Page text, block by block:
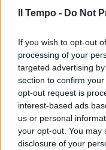
Il Tempo - Do Not
If you wish to opt-out
processing of your
targeted advertising
section to confirm
opt-out request is
interest-based ads
us or personal
your opt-out. You may
disclosure of your